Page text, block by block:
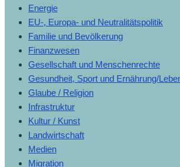
Energie
EU-, Europa- und Neutralitätspolitik
Familie und Bevölkerung
Finanzwesen
Gesellschaft und Menschenrechte
Gesundheit, Sport und Ernährung/
Glaube / Religion
Infrastruktur
Kultur / Kunst
Landwirtschaft
Medien
Migration